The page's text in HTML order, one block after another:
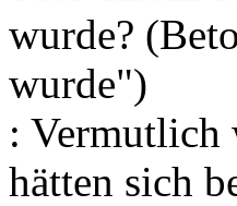
wurde?
wurde")
: Vermutlich
hätten sich